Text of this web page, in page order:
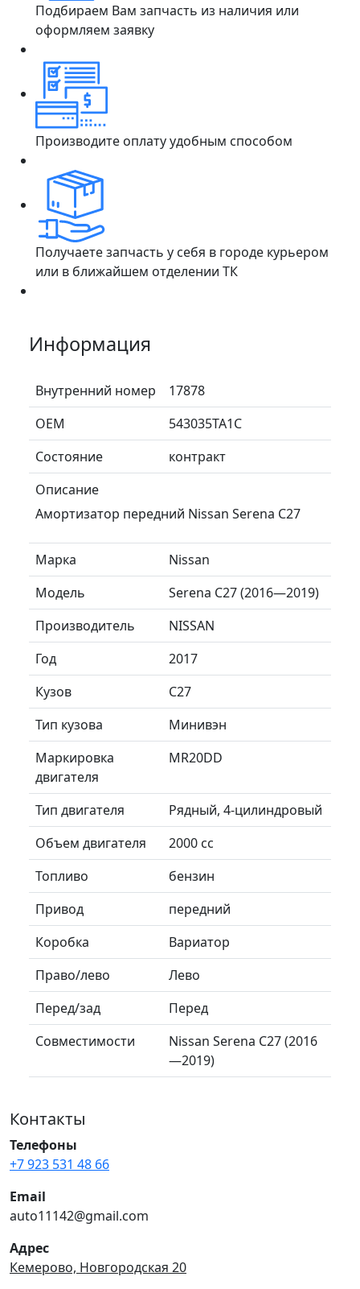
Подбираем Вам запчасть из наличия или
оформляем заявку
Производите оплату удобным способом
Получаете запчасть у себя в городе курьером
или в ближайшем отделении ТК
Информация
Внутренний номер
17878
ОЕМ
543035TA1C
Состояние
контракт
Описание
Амортизатор передний Nissan Serena C27
Марка
Nissan
Модель
Serena C27 (2016—2019)
Производитель
NISSAN
Год
2017
Кузов
C27
Тип кузова
Минивэн
Маркировка
двигателя
MR20DD
Тип двигателя
Рядный, 4-цилиндровый
Объем двигателя
2000 сс
Топливо
бензин
Привод
передний
Коробка
Вариатор
Право/лево
Лево
Перед/зад
Перед
Совместимости
Nissan Serena C27 (2016
—2019)
Контакты
Телефоны
+7 923 531 48 66
Email
auto11142@gmail.com
Адрес
Кемерово, Новгородская 20